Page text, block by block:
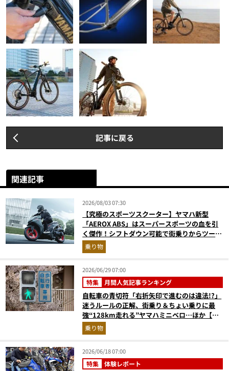
記事に戻る
関連記事
2026/08/03 07:30
【究極のスポーツスクーター】ヤマハ新型
「AEROX ABS」はスーパースポーツの血を引
く傑作！シフトダウン可能で街乗りからツーリ
ングまで最強
乗り物
2026/06/29 07:00
特集 月間人気記事ランキング
自転車の青切符「右折矢印で進むのは違法!?」
迷うルールの正解、街乗り＆ちょい乗りに最
強“128km走れる”ヤマハミニベロ…ほか【自
転車の人気記事ランキングベスト3】（2026年
5月版）
乗り物
2026/06/18 07:00
特集 体験レポート